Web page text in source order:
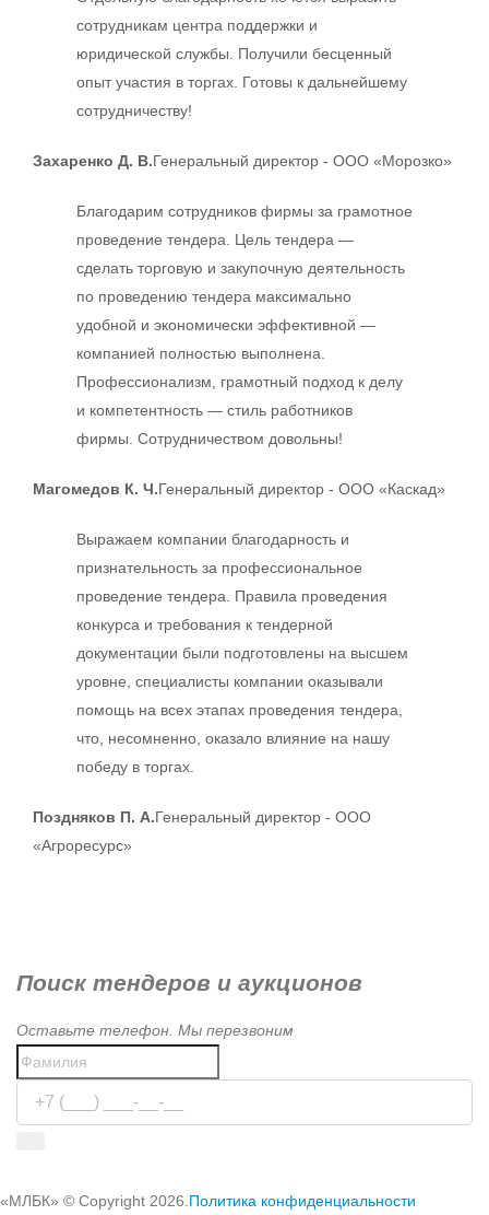
сотрудникам центра поддержки и
юридической службы. Получили бесценный
опыт участия в торгах. Готовы к дальнейшему
сотрудничеству!
Захаренко Д. В.Генеральный директор - ООО «Морозко»
Благодарим сотрудников фирмы за грамотное
проведение тендера. Цель тендера —
сделать торговую и закупочную деятельность
по проведению тендера максимально
удобной и экономически эффективной —
компанией полностью выполнена.
Профессионализм, грамотный подход к делу
и компетентность — стиль работников
фирмы. Сотрудничеством довольны!
Магомедов К. Ч.Генеральный директор - ООО «Каскад»
Выражаем компании благодарность и
признательность за профессиональное
проведение тендера. Правила проведения
конкурса и требования к тендерной
документации были подготовлены на высшем
уровне, специалисты компании оказывали
помощь на всех этапах проведения тендера,
что, несомненно, оказало влияние на нашу
победу в торгах.
Поздняков П. А.Генеральный директор - ООО
«Агроресурс»
Поиск тендеров и аукционов
Оставьте телефон. Мы перезвоним
«МЛБК» © Copyright 2026.Политика конфиденциальности